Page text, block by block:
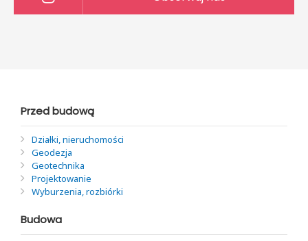
Przed budową
Działki, nieruchomości
Geodezja
Geotechnika
Projektowanie
Wyburzenia, rozbiórki
Budowa